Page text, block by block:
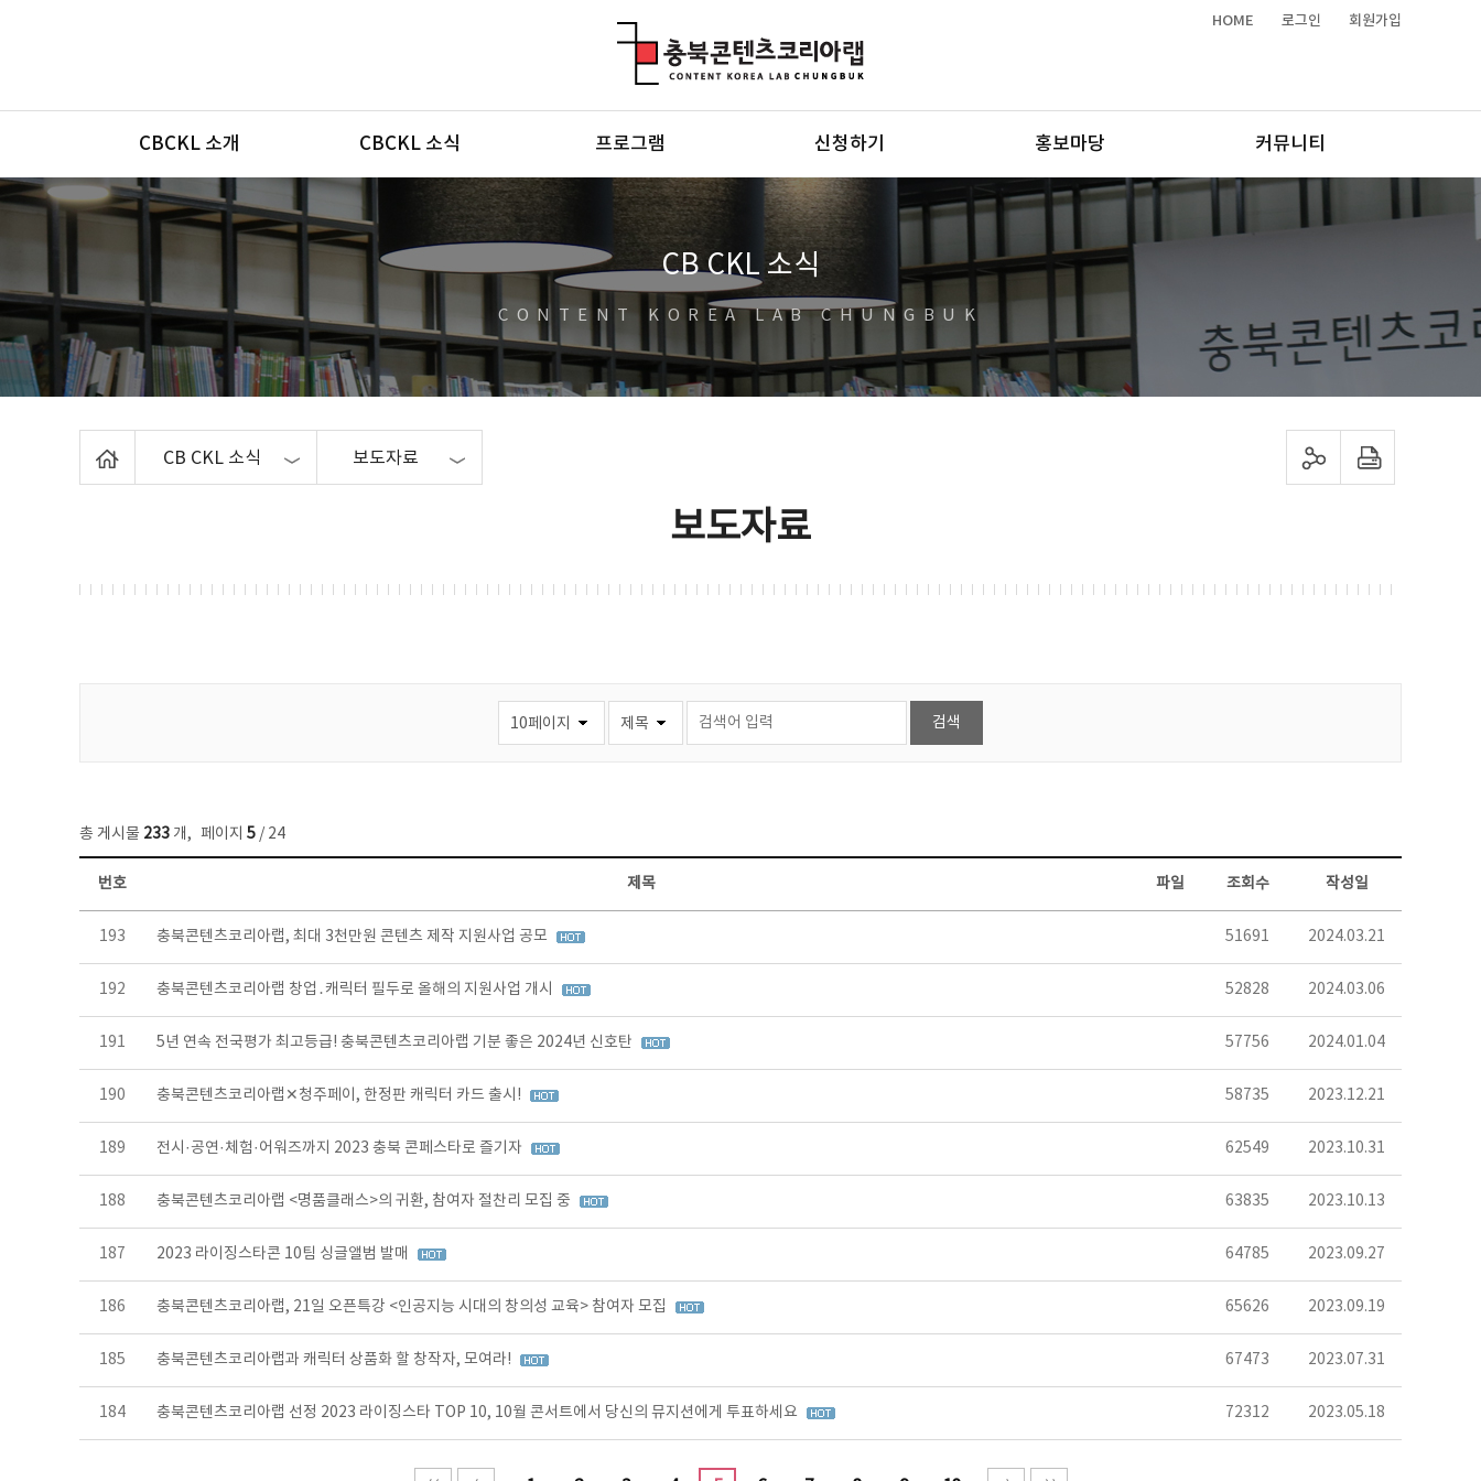
HOME 로그인 회원가입
메뉴
CBCKL 소개 CBCKL 소식 프로그램 신청하기 홍보마당 커뮤니티
CB CKL 소식
CONTENT KOREA LAB CHUNGBUK
CB CKL 소식 보도자료 sns 공유하기 프린트하기
보도자료
총 게시물 233 개, 페이지 5 / 24
보도자료 목록 - 번호, 제목, 작성자, 파일, 조회수, 작성일 정보 제공
번호 제목 파일 조회수 작성일
193 충북콘텐츠코리아랩, 최대 3천만원 콘텐츠 제작 지원사업 공모 51691 2024.03.21
192 충북콘텐츠코리아랩 창업․캐릭터 필두로 올해의 지원사업 개시 52828 2024.03.06
191 5년 연속 전국평가 최고등급! 충북콘텐츠코리아랩 기분 좋은 2024년 신호탄 57756 2024.01.04
190 충북콘텐츠코리아랩✕청주페이, 한정판 캐릭터 카드 출시! 58735 2023.12.21
189 전시·공연·체험·어워즈까지 2023 충북 콘페스타로 즐기자 62549 2023.10.31
188 충북콘텐츠코리아랩 <명품클래스>의 귀환, 참여자 절찬리 모집 중 63835 2023.10.13
187 2023 라이징스타콘 10팀 싱글앨범 발매 64785 2023.09.27
186 충북콘텐츠코리아랩, 21일 오픈특강 <인공지능 시대의 창의성 교육> 참여자 모집 65626 2023.09.19
185 충북콘텐츠코리아랩과 캐릭터 상품화 할 창작자, 모여라! 67473 2023.07.31
184 충북콘텐츠코리아랩 선정 2023 라이징스타 TOP 10, 10월 콘서트에서 당신의 뮤지션에게 투표하세요 72312 2023.05.18